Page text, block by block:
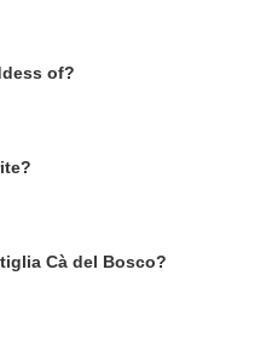
of?
Cà del Bosco?